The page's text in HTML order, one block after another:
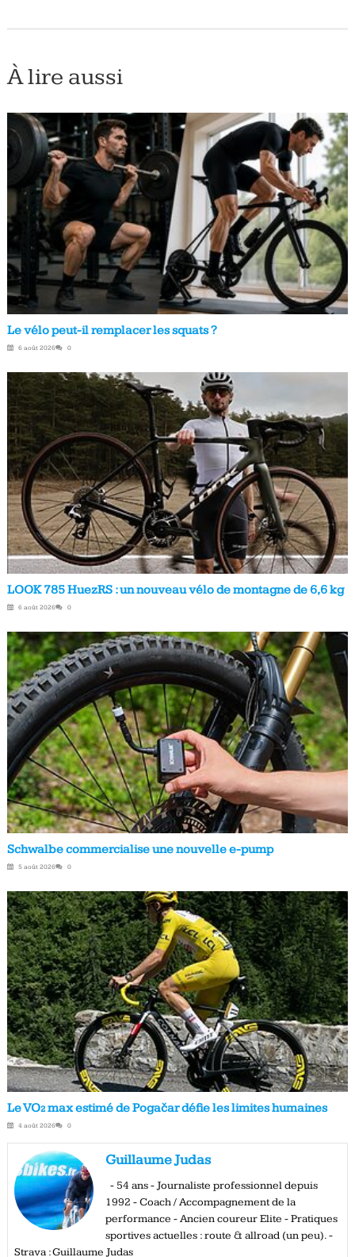
À lire aussi
Le vélo peut-il remplacer les squats ?
6 août 2026 0
LOOK 785 HuezRS : un nouveau vélo de montagne de 6,6 kg
6 août 2026 0
Schwalbe commercialise une nouvelle e-pump
5 août 2026 0
Le VO₂ max estimé de Pogačar défie les limites humaines
4 août 2026 0
Guillaume Judas
- 54 ans - Journaliste professionnel depuis
1992 - Coach / Accompagnement de la
performance - Ancien coureur Elite - Pratiques
sportives actuelles : route & allroad (un peu). -
Strava : Guillaume Judas